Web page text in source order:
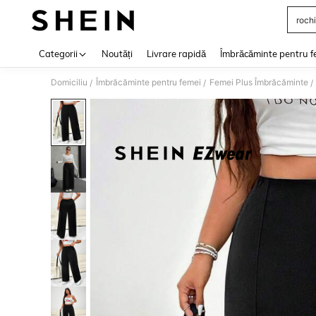
Categorii Noutăți Livrare rapidă Îmbrăcăminte pentru
Domiciliu / Îmbrăcăminte pentru femei / Femei Plus Îmbrăcăminte /